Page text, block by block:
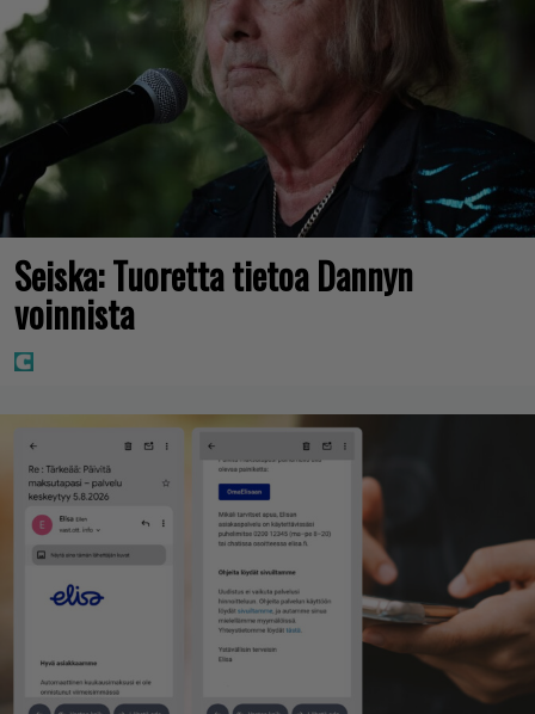
Seiska: Tuoretta tietoa Dannyn
voinnista